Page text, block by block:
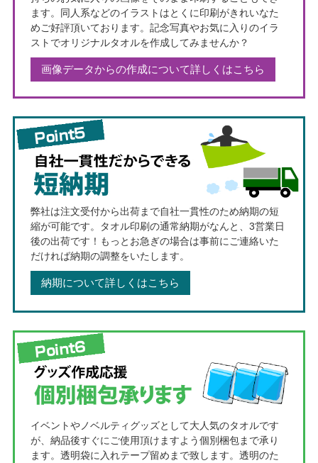
ます。同人系などのイラストはとくに印刷がきれいなた
めご好評頂いております。記念写真やお気に入りのイラ
ストでオリジナルタオルを作成してみませんか？
画像データからの作成について詳しくはこちら
弊社は注文受付から出荷まで自社一貫性のため納期の短
縮が可能です。タオル印刷の通常納期がなんと、3営業日
後の出荷です！もっとお急ぎの場合は事前にご連絡いた
だければ納期の調整をいたします。
納期について詳しくはこちら
イベントやノベルティグッズとして大人気のタオルです
が、納品後すぐにご使用頂けますよう個別梱包まで承り
ます。透明袋に入れテープ留めまで致します。透明のた